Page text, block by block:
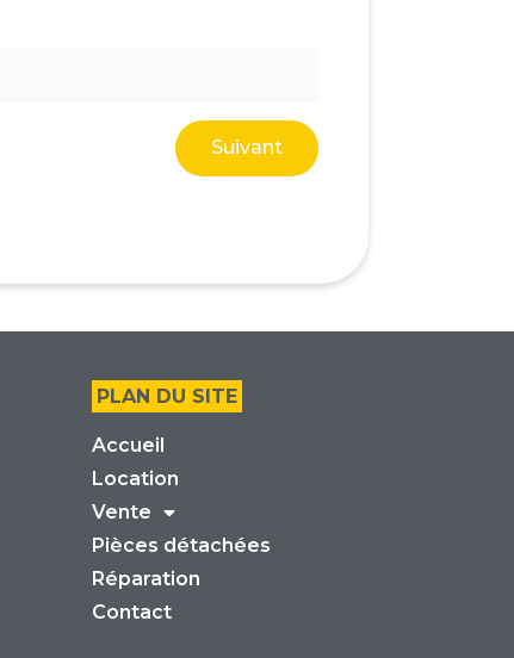
Suivant
PLAN DU SITE
Accueil
Location
Vente
Pièces détachées
Réparation
Contact